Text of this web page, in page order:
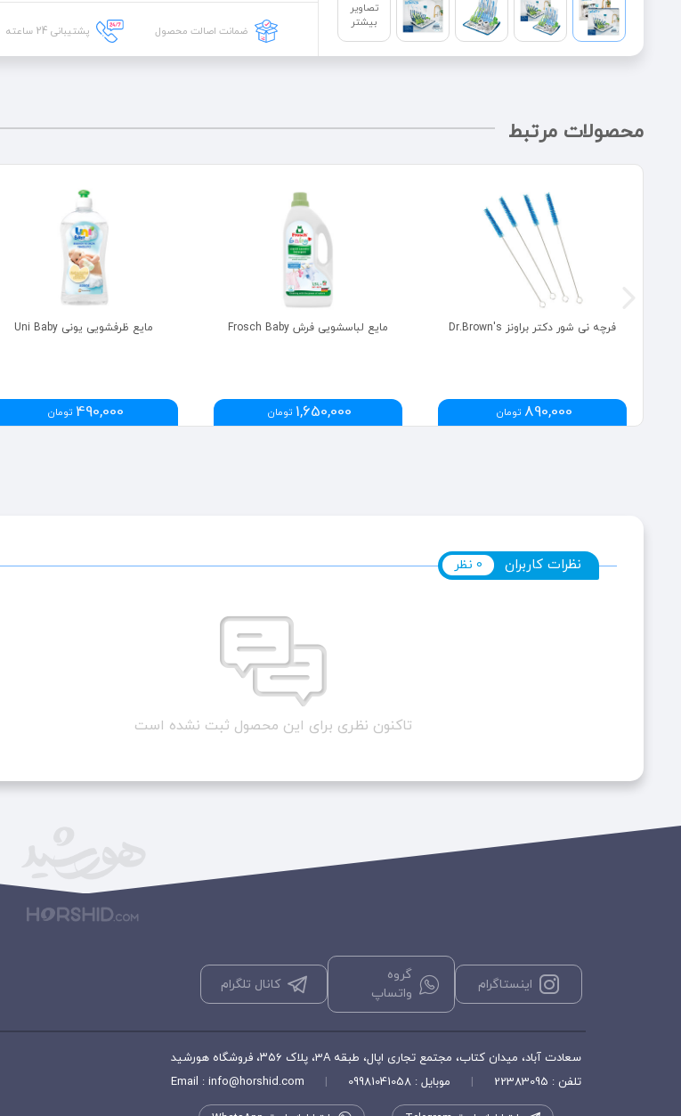
تصاویر
بیشتر
ضمانت اصالت محصول پشتیبانی 24 ساعته
محصولات مرتبط
مایع ظرفشویی یونی Uni Baby
490,000 تومان
مایع لباسشویی فرش Frosch Baby
1,650,000 تومان
فرچه نی شور دکتر براونز Dr.Brown's
890,000 تومان
نظرات کاربران 0 نظر
تاکنون نظری برای این محصول ثبت نشده است
اینستاگرام
گروه
واتساپ
کانال تلگرام
سعادت آباد، میدان کتاب، مجتمع تجاری اپال، طبقه 3A، پلاک ۳۵۶، فروشگاه هورشید
تلفن : 22383095
موبایل : 09981041058 Email : info@horshid.com